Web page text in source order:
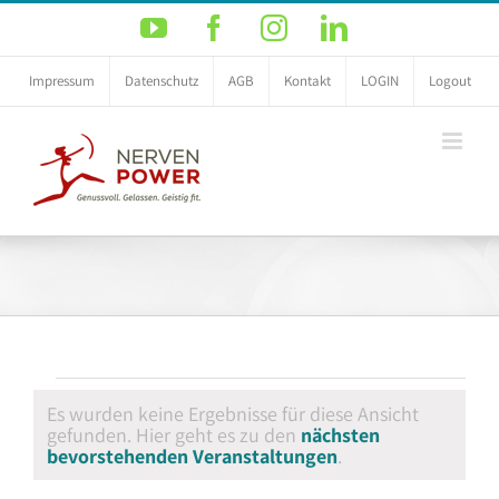
Zum
springen
YouTubeFacebookInstagramLinkedIn
Impressum Datenschutz AGB Kontakt LOGIN Logout
Veranstaltungen
Hinweis
Es wurden keine Ergebnisse für diese Ansicht
gefunden. Hier geht es zu den nächsten
bevorstehenden Veranstaltungen.